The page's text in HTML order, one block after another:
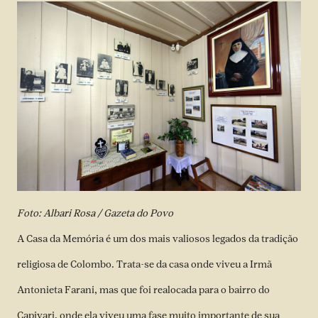
Foto: Albari Rosa / Gazeta do Povo
A Casa da Memória é um dos mais valiosos legados da tradição
religiosa de Colombo. Trata-se da casa onde viveu a Irmã
Antonieta Farani, mas que foi realocada para o bairro do
Capivari, onde ela viveu uma fase muito importante de sua